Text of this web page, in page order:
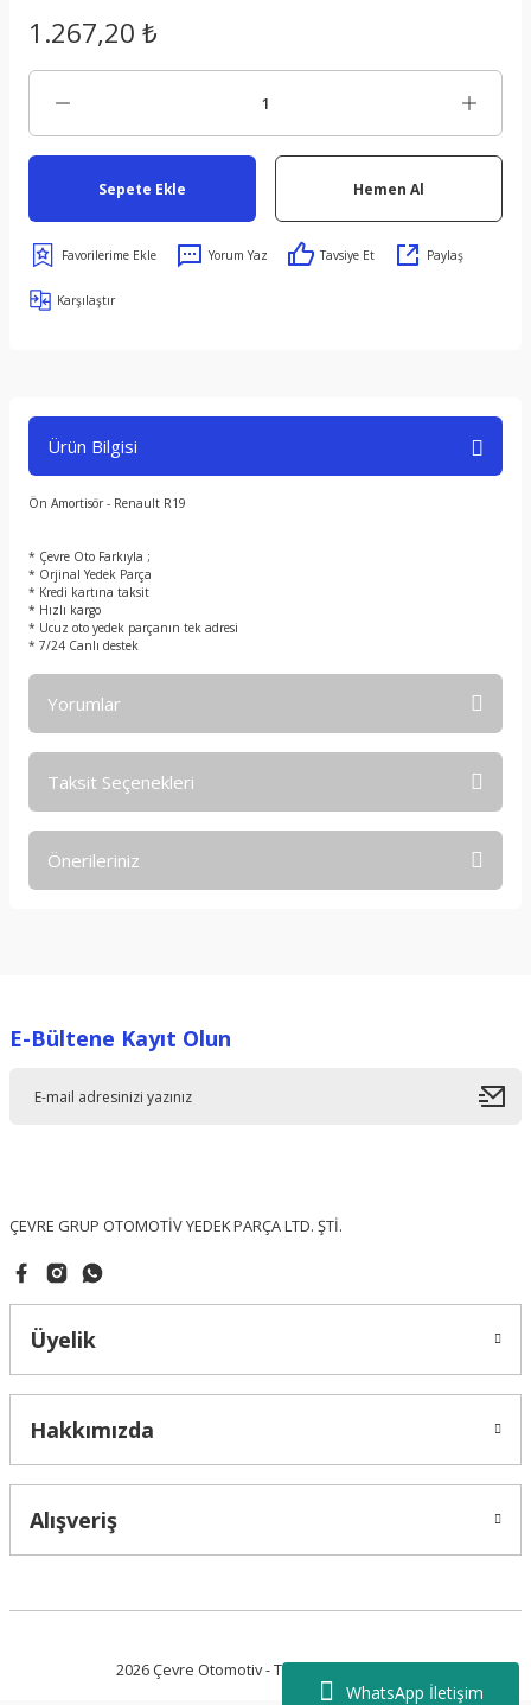
WhatsApp İletişim
1.267,20 ₺
Sepete Ekle Hemen Al
Yorum Yaz Tavsiye Et Paylaş
Karşılaştır
Ürün Bilgisi
Ön Amortisör - Renault R19
* Çevre Oto Farkıyla ;
* Orjinal Yedek Parça
* Kredi kartına taksit
* Hızlı kargo
* Ucuz oto yedek parçanın tek adresi
* 7/24 Canlı destek
Yorumlar
Taksit Seçenekleri
Önerileriniz
Ürün resmi kalitesiz, bozuk veya görüntülenemiyor.
E-Bültene Kayıt Olun
ÇEVRE GRUP OTOMOTİV YEDEK PARÇA LTD. ŞTİ.
Üyelik
Hakkımızda
Alışveriş
2026 Çevre Otomotiv - Tüm Hakları Saklıdır.